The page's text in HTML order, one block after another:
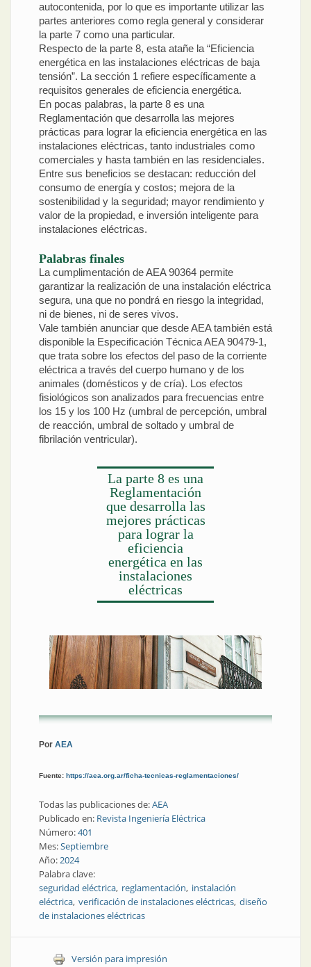
autocontenida, por lo que es importante utilizar las
partes anteriores como regla general y considerar
la parte 7 como una particular.
Respecto de la parte 8, esta atañe la “Eficiencia
energética en las instalaciones eléctricas de baja
tensión”. La sección 1 refiere específicamente a
requisitos generales de eficiencia energética.
En pocas palabras, la parte 8 es una
Reglamentación que desarrolla las mejores
prácticas para lograr la eficiencia energética en las
instalaciones eléctricas, tanto industriales como
comerciales y hasta también en las residenciales.
Entre sus beneficios se destacan: reducción del
consumo de energía y costos; mejora de la
sostenibilidad y la seguridad; mayor rendimiento y
valor de la propiedad, e inversión inteligente para
instalaciones eléctricas.
Palabras finales
La cumplimentación de AEA 90364 permite
garantizar la realización de una instalación eléctrica
segura, una que no pondrá en riesgo la integridad,
ni de bienes, ni de seres vivos.
Vale también anunciar que desde AEA también está
disponible la Especificación Técnica AEA 90479-1,
que trata sobre los efectos del paso de la corriente
eléctrica a través del cuerpo humano y de los
animales (domésticos y de cría). Los efectos
fisiológicos son analizados para frecuencias entre
los 15 y los 100 Hz (umbral de percepción, umbral
de reacción, umbral de soltado y umbral de
fibrilación ventricular).
La parte 8 es una
Reglamentación
que desarrolla las
mejores prácticas
para lograr la
eficiencia
energética en las
instalaciones
eléctricas
Por AEA
Fuente: https://aea.org.ar/ficha-tecnicas-reglamentaciones/
Todas las publicaciones de:AEA
Publicado en: Revista Ingeniería Eléctrica
Número:401
Mes:Septiembre
Año:2024
Palabra clave:
seguridad eléctrica reglamentación instalación
eléctrica verificación de instalaciones eléctricas diseño
de instalaciones eléctricas
Versión para impresión